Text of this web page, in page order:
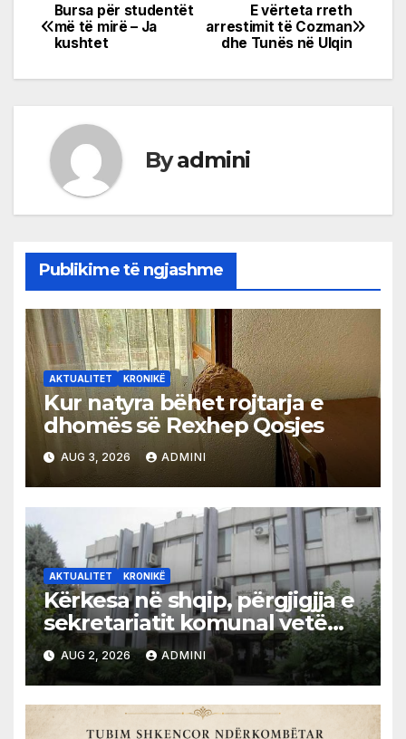
Post
navigation
E vërteta rreth
arrestimit të Cozman
dhe Tunës në Ulqin
Bursa për studentët
më të mirë – Ja
kushtet
Byadmini
Publikime të ngjashme
AKTUALITET KRONIKË
Kur natyra bëhet rojtarja e
dhomës së Rexhep Qosjes
AUG 3, 2026 ADMINI
AKTUALITET KRONIKË
Kërkesa në shqip, përgjigjja e
sekretariatit komunal vetëm
në gjuhën malazeze
AUG 2, 2026 ADMINI